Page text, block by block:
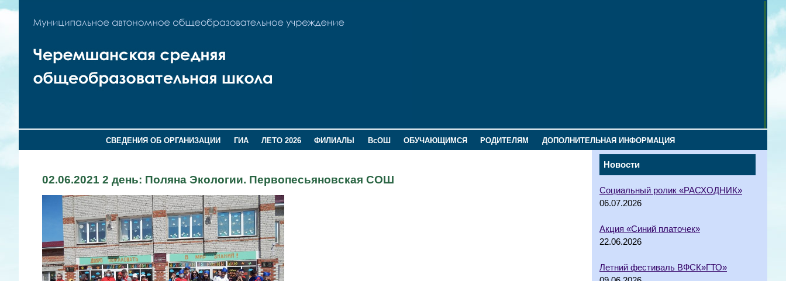
СВЕДЕНИЯ ОБ ОРГАНИЗАЦИИ ГИА ЛЕТО 2026 ФИЛИАЛЫ ВсОШ ОБУЧАЮЩИМСЯ РОДИТЕЛЯМ ДОПОЛНИТЕЛЬНАЯ ИНФОРМАЦИЯ
Новости
Социальный ролик «РАСХОДНИК»
06.07.2026
Акция «Синий платочек»
22.06.2026
Летний фестиваль ВФСК»ГТО»
02.06.2021 2 день: Поляна Экологии. Первопесьяновская СОШ